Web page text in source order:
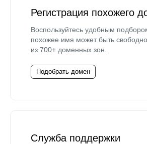
Регистрация похожего
Воспользуйтесь удобным
похожее имя может быть
из 700+ доменных зон.
Подобрать домен
Служба поддержки